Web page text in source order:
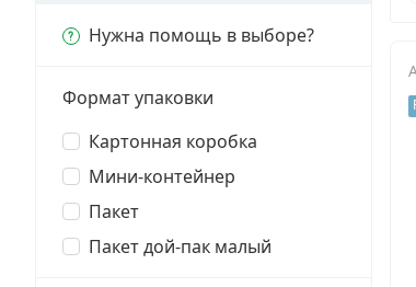
Заклепки
Гвозди и скобы
Хомуты и шуруп-шпильки
Шурупы и саморезы
Нужна помощь в выборе?
Формат упаковки
Картонная коробка
Мини-контейнер
Пакет
Пакет дой-пак малый